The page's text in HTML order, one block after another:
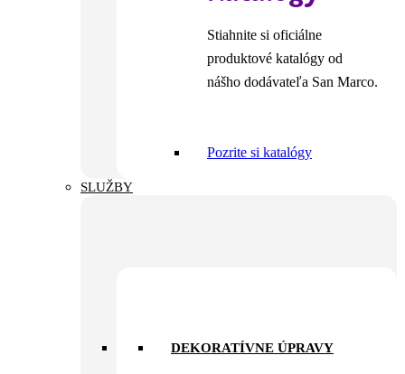
Stiahnite si oficiálne
produktové katalógy od
nášho dodávateľa San Marco.
Pozrite si katalógy
SLUŽBY
DEKORATÍVNE ÚPRAVY